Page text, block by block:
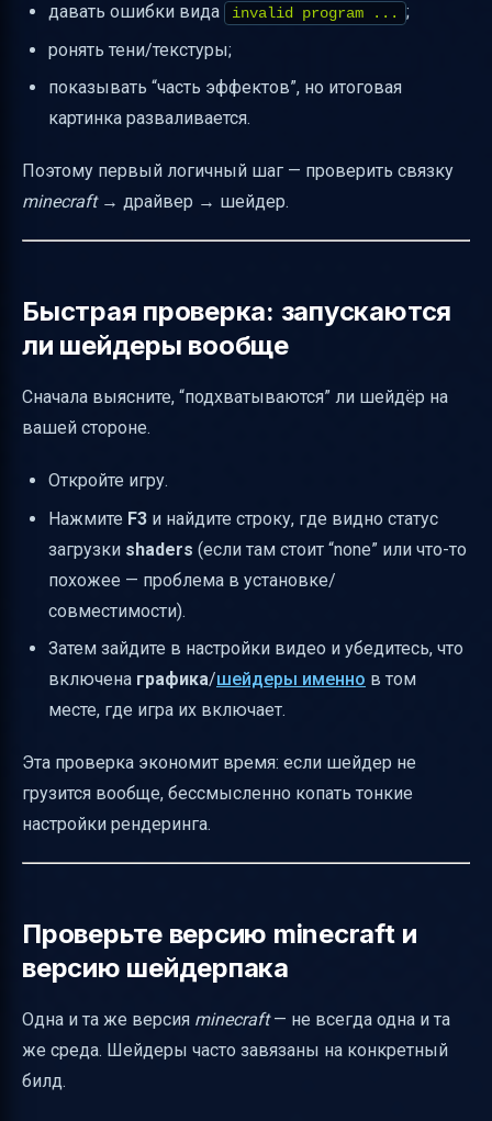
Итоговый чек-лист: чтобы вы точно поняли
“что именно нарботает”
давать ошибки вида
invalid program ...
;
ронять тени/текстуры;
показывать “часть эффектов”, но итоговая
картинка разваливается.
Поэтому первый логичный шаг — проверить связку
minecraft→ драйвер → шейдер.
Быстрая проверка: запускаются
ли шейдеры вообще
Сначала выясните, “подхватываются” ли шейдёр на
вашей стороне.
Откройте игру.
Нажмите F3 и найдите строку, где видно статус
загрузки shaders (если там стоит “none” или что-то
похожее — проблема в установке/
совместимости).
Затем зайдите в настройки видео и убедитесь, что
включена графика/шейдеры именно в том
месте, где игра их включает.
Эта проверка экономит время: если шейдер не
грузится вообще, бессмысленно копать тонкие
настройки рендеринга.
Проверьте версию minecraft и
версию шейдерпака
Одна и та же версия minecraft— не всегда одна и та
же среда. Шейдеры часто завязаны на конкретный
билд.